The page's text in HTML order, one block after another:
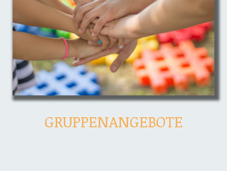
GRUPPENANGEBOTE